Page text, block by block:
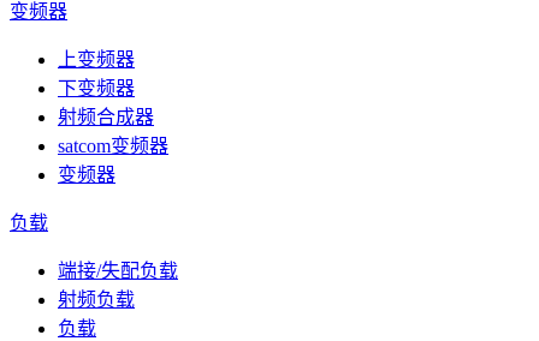
变频器
上变频器
下变频器
射频合成器
satcom变频器
变频器
负载
端接/失配负载
射频负载
负载